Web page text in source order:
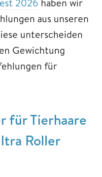
2026 haben wir
aus unseren
unterscheiden
Gewichtung
für
für Tierhaare
Roller